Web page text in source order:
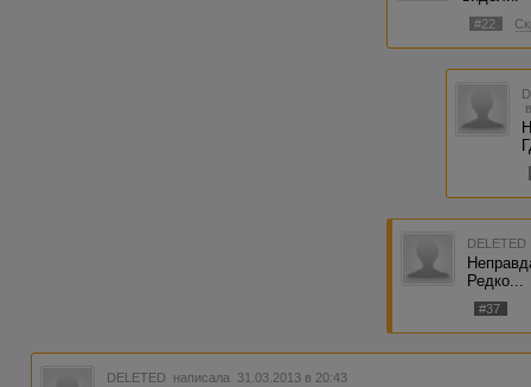
#22
DELETED
Редко...
#37
DELETED написала 31.03.2013 в 20:43